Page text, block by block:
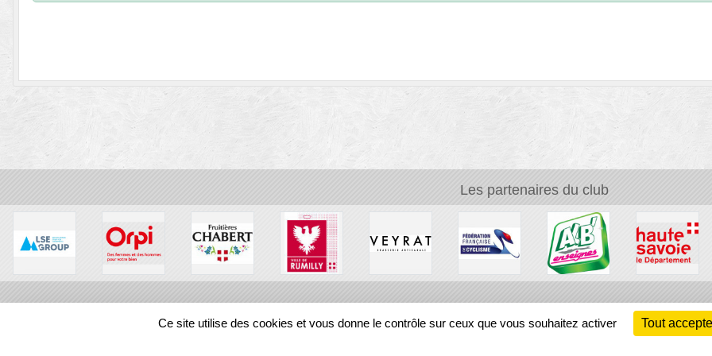
Les partenaires du club
REGIONS
Ce site utilise des cookies et vous donne le contrôle sur ceux que vous souhaitez activer Tout